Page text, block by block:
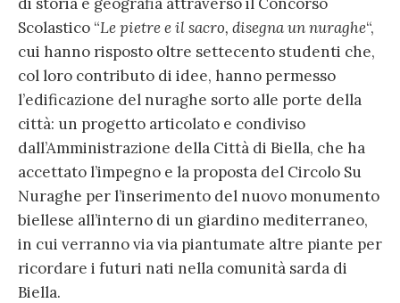
Scolastico “Le pietre e il sacro, disegna un nuraghe“,
cui hanno risposto oltre settecento studenti che,
col loro contributo di idee, hanno permesso
l’edificazione del nuraghe sorto alle porte della
città: un progetto articolato e condiviso
dall’Amministrazione della Città di Biella, che ha
accettato l’impegno e la proposta del Circolo Su
Nuraghe per l’inserimento del nuovo monumento
biellese all’interno di un giardino mediterraneo,
in cui verranno via via piantumate altre piante per
ricordare i futuri nati nella comunità sarda di
Biella.